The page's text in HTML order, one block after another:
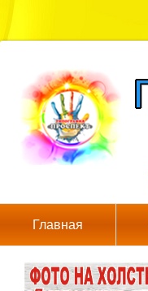
Главная